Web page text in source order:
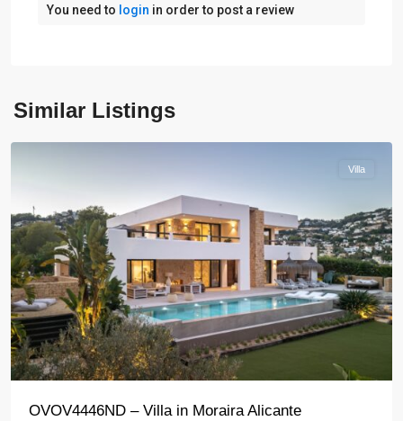
You need to login in order to post a review
Similar Listings
Moraira
Villa
OVOV4446ND – Villa in Moraira Alicante